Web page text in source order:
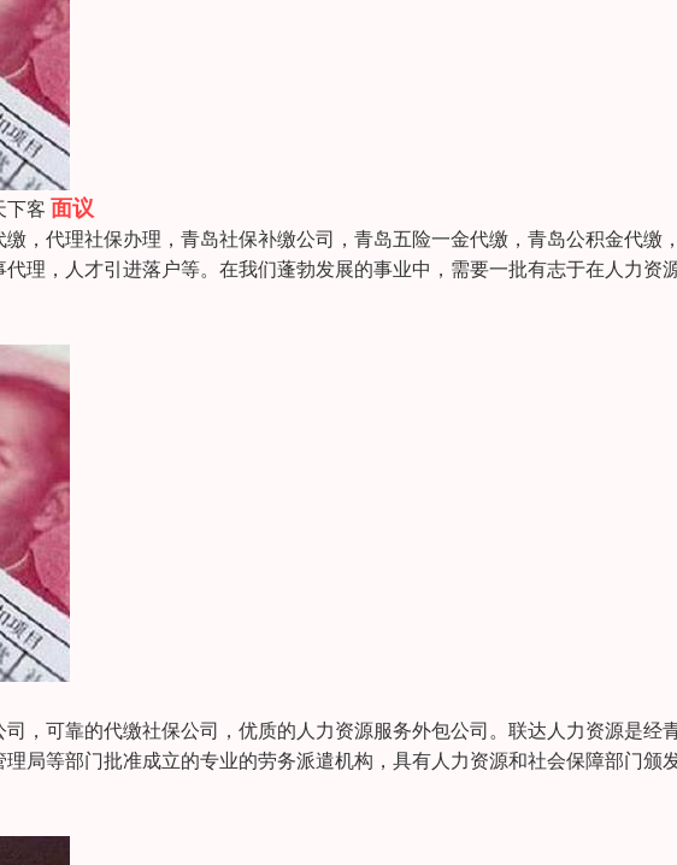
下客 面议
，代理社保办理，青岛社保补缴公司，青岛五险一金代缴，青岛公积金代缴
理，人才引进落户等。在我们蓬勃发展的事业中，需要一批有志于在人力资
，可靠的代缴社保公司，优质的人力资源服务外包公司。联达人力资源是经
局等部门批准成立的专业的劳务派遣机构，具有人力资源和社会保障部门颁